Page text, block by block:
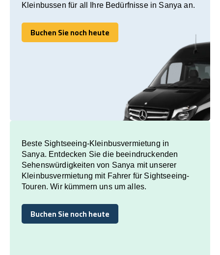
Kleinbussen für all Ihre Bedürfnisse in Sanya an.
Buchen Sie noch heute
Buchen Sie noch heute
Beste Sightseeing-Kleinbusvermietung in
Sanya. Entdecken Sie die beeindruckenden
Sehenswürdigkeiten von Sanya mit unserer
Kleinbusvermietung mit Fahrer für Sightseeing-
Touren. Wir kümmern uns um alles.
Buchen Sie noch heute
Buchen Sie noch heute